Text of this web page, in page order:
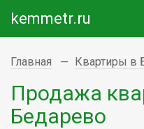
kemmetr.ru
Главная Квартиры в
Продажа
Бедарево